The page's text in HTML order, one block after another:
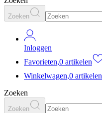
Zoeken
Inloggen
Favorieten,0 artikelen
Winkelwagen,0 artikelen
Zoeken
Zoeken